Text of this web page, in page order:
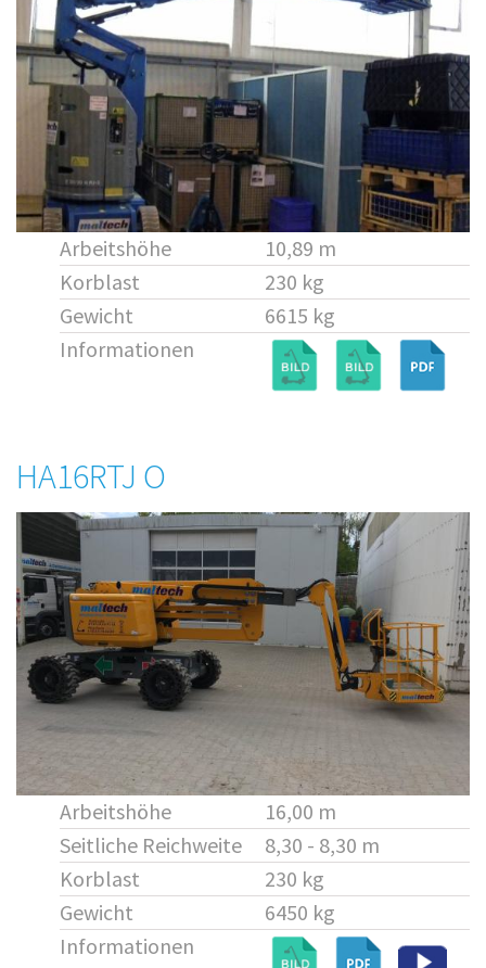
Arbeitshöhe
10,89 m
Korblast
230 kg
Gewicht
6615 kg
Informationen
HA16RTJ O
Arbeitshöhe
16,00 m
Seitliche Reichweite
8,30 - 8,30 m
Korblast
230 kg
Gewicht
6450 kg
Informationen